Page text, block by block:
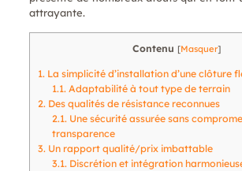
attrayante.
Contenu [Masquer]
1.La simplicité d’installation d’une clôture
1.1. Adaptabilité à tout type de terrain
2.Des qualités de résistance reconnues
2.1. Une sécurité assurée sans
transparence
3.Un rapport qualité/prix imbattable
3.1. Discrétion et intégration